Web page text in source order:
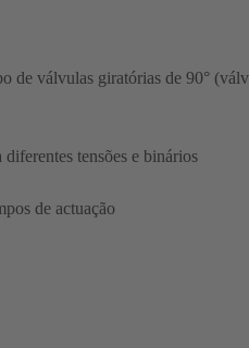
de válvulas giratórias de 90°
tensões e binários
de actuação